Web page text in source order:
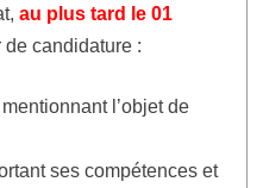
au plus tard le 01
de candidature :
l’objet de
ses compétences et